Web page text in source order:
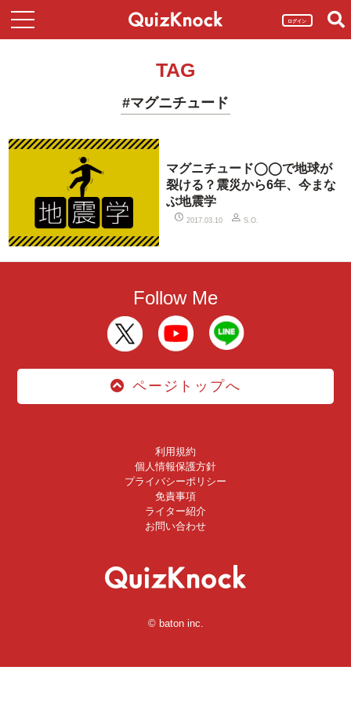
ログイン
TAG
#マグニチュード
マグニチュード◯◯で地球が
裂ける？震災から6年、今まな
ぶ地震学
2017.03.10 S.O.
Follow Me
ページトップへ
利用規約
個人情報保護方針
プライバシーポリシー
免責事項
ライター紹介
お問い合わせ
© baton inc.